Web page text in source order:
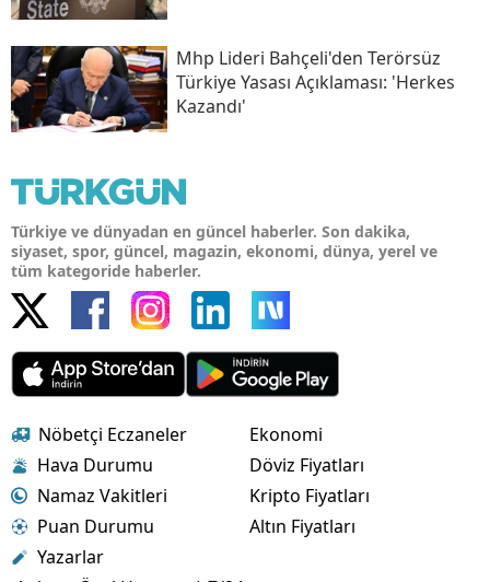
Mhp Lideri Bahçeli'den Terörsüz
Türkiye Yasası Açıklaması: 'herkes
Kazandı'
Türkiye ve dünyadan en güncel haberler. Son dakika,
siyaset, spor, güncel, magazin, ekonomi, dünya, yerel ve
tüm kategoride haberler.
Nöbetçi Eczaneler
Hava Durumu
Namaz Vakitleri
Puan Durumu
Yazarlar
Ekonomi
Döviz Fiyatları
Kripto Fiyatları
Altın Fiyatları